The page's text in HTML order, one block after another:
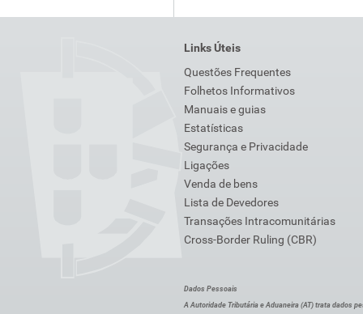
Links Úteis
Questões Frequentes
Folhetos Informativos
Manuais e guias
Estatísticas
Segurança e Privacidade
Ligações
Venda de bens
Lista de Devedores
Transações Intracomunitárias
Cross-Border Ruling (CBR)
Dados Pessoais
A Autoridade Tributária e Aduaneira (AT) trata dados